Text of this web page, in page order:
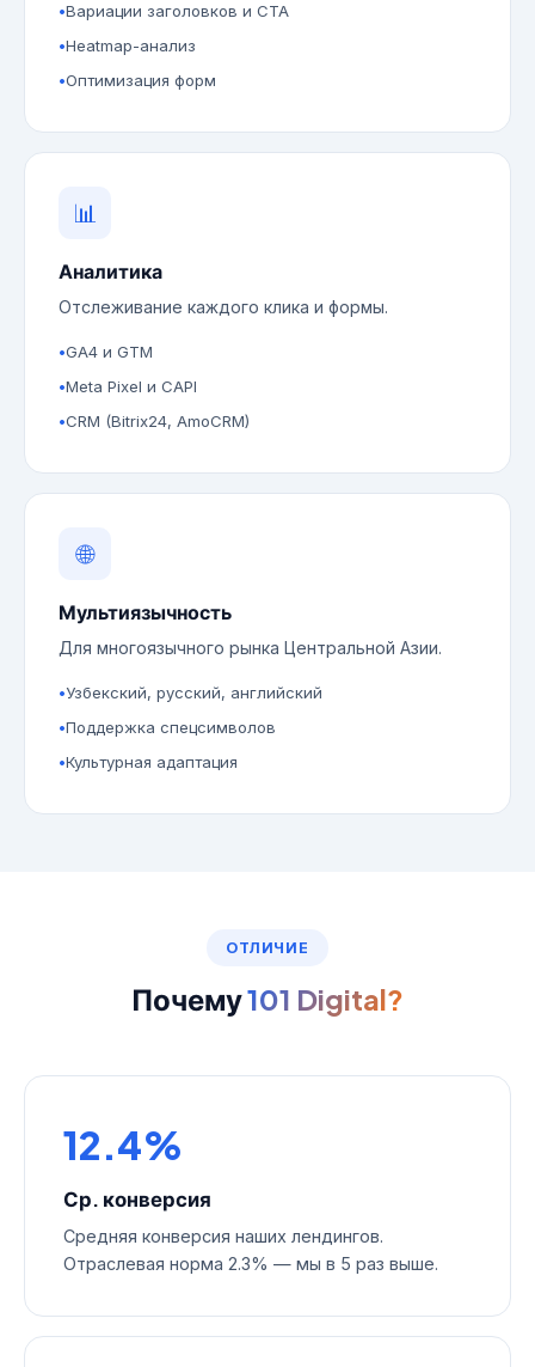
Вариации заголовков и CTA
Heatmap-анализ
Оптимизация форм
📊
Аналитика
Отслеживание каждого клика и формы.
GA4 и GTM
Meta Pixel и CAPI
CRM (Bitrix24, AmoCRM)
🌐
Мультиязычность
Для многоязычного рынка Центральной Азии.
Узбекский, русский, английский
Поддержка спецсимволов
Культурная адаптация
ОТЛИЧИЕ
Почему101 Digital?
12.4%
Ср. конверсия
Средняя конверсия наших лендингов.
Отраслевая норма 2.3% — мы в 5 раз выше.